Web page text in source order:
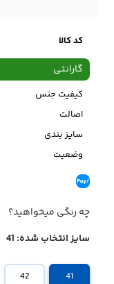
کد کالا
گارانتی
کیفیت جنس
اصالت
سایز بندی
وضعیت
چه رنگی میخواهید؟
سایز انتخاب شده: 41
41
42